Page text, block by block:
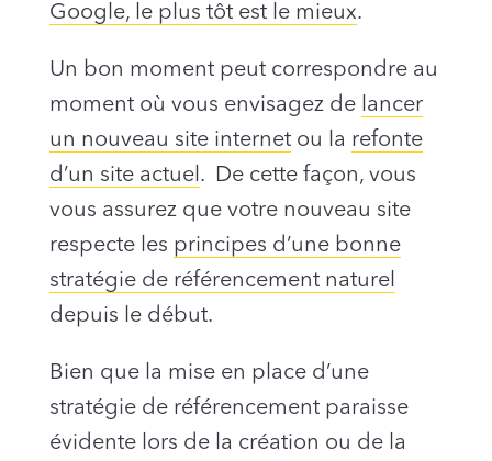
Google, le plus tôt est le mieux.
Un bon moment peut correspondre au
moment où vous envisagez de lancer
un nouveau site internetou la refonte
d’un site actuel . De cette façon, vous
vous assurez que votre nouveau site
respecte les principes d’une bonne
stratégie de référencement naturel
depuis le début.
Bien que la mise en place d’une
stratégie de référencement paraisse
évidente lors de la création ou de la